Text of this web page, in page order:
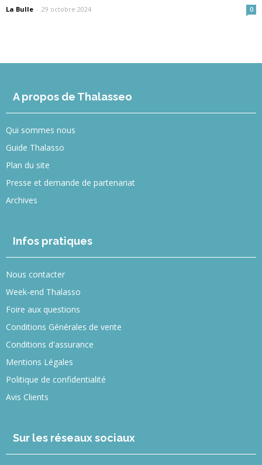
La Bulle - 29 octobre 2024 0
A propos de Thalasseo
Qui sommes nous
Guide Thalasso
Plan du site
Presse et demande de partenariat
Archives
Infos pratiques
Nous contacter
Week-end Thalasso
Foire aux questions
Conditions Générales de vente
Conditions d'assurance
Mentions Légales
Politique de confidentialité
Avis Clients
Sur les réseaux sociaux